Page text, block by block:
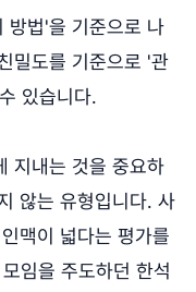
방법'을 기준으로 나
밀도를 기준으로 '관
있습니다.
지내는 것을 중요하
않는 유형입니다. 사
맥이 넓다는 평가를
임을 주도하던 한석